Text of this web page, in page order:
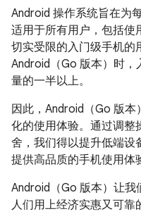
Android 操作系统旨在为
适用于所有用户，包括使
切实受限的入门级手机的
Android（Go 版本）时
量的一半以上。
因此，Android（Go 版本
化的使用体验。通过调整
舍，我们得以提升低端设
提供高品质的手机使用体
Android（Go 版本）让
人们用上经济实惠又可靠